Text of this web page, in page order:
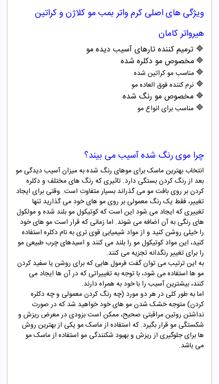
ویژگی های اصلی کرم واتر بمب مو کلاژن و کراتین
هیرواتر کامان
🔷 ترمیم کننده تارهای آسیب دیده مو
🔷مخصوص مو دکلره شده
🔷 مناسب مو کراتین شده
🔷 نرم کننده فوق العاده مو
🔷 مخصوص مو رنگ شده
🔷 مناسب برای انواع مو
چرا موی رنگ شده آسیب می ‌بیند؟
انتخاب بهترین ماسک برای موهای رنگ شده به میزان آسیب دیدگی مو
بعد از رنگ کردن بستگی دارد. تاثیری که رنگ های مختلف و دکلره
کردن بر روی بافت مو می گذراند بسیار متفاوت است. وقتی برای ایجاد
تغییر، فقط یک رنگ معمولی بر روی مو های خود می گذارید تنها
تغییری که ایجاد می شود این است که کوتیکول مو بلند شده و مولکول
های رنگی به آن اضافه می شوند. اما زمانی که قرار است مو های خود
را خیلی روشن کنید و از مواد شیمیایی قوی تری به نام دکلره استفاده
کنید، این مواد کوتیکول مو را بلند می کنند و اسیدهای چرب طبیعی مو
را برای تغییر رنگدانه تجزیه می کنند.
به این ترتیب می توان گفت فرمول هایی که برای روشن یا سفید کردن
مو ها استفاده می شود، با توجه به تغییراتی که در آن ها ایجاد می
کنند، بیشترین آسیب را با خود به همراه دارند.
اما به طور کلی در هر دو مورد (چه رنگ کردن معمولی و چه دکلره
کردن) متوجه خشک شدن مو های خود خواهید شد که در صورت
نداشتن روتین مراقبتی صحیح، ممکن است بزودی در معرض ریزش و
شکستگی مو قرار بگیرد. که استفاده از ماسک مو یکی از بهترین روش
ها برای جلوگیری از ریزش و بهبود شکنندگی مو استفاده از ماسک مو
می باشد.